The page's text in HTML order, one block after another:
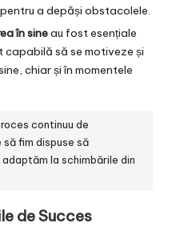
a depăși obstacolele.
în sineau fost esențiale
capabilă să se motiveze și
chiar și în momentele
continuu de
fim dispuse să
la schimbările din
de Succes